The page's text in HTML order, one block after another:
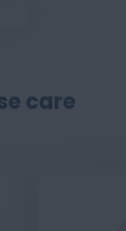
care